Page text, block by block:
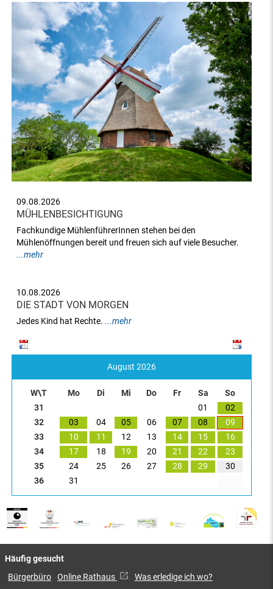
MÜHLENBESICHTIGUNG
09.08.2026
Fachkundige MühlenführerInnen stehen bei den
Mühlenöffnungen bereit und freuen sich auf viele Besucher.
...mehr
DIE STADT VON MORGEN
10.08.2026
Jedes Kind hat Rechte. ...mehr
August 2026
W\T Mo Di Mi Do Fr Sa
So
31
01
02
32
03 04 05 06 07 08
09
33
10 11 12 13 14 15
16
34
17 18 19 20 21 22
23
35
24 25 26 27 28 29
30
36
31
Häufig gesucht
Bürgerbüro Online Rathaus
Was erledige ich wo?